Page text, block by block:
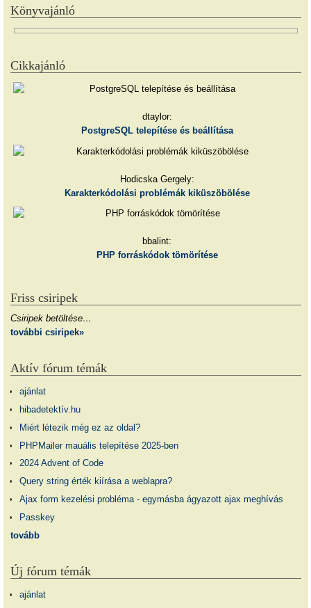
Könyvajánló
Cikkajánló
dtaylor:
PostgreSQL telepítése és beállítása
Hodicska Gergely:
Karakterkódolási problémák kiküszöbölése
bbalint:
PHP forráskódok tömörítése
Friss csiripek
Csiripek betöltése…
további csiripek»
Aktív fórum témák
ajánlat
hibadetektív.hu
Miért létezik még ez az oldal?
PHPMailer mauális telepítése 2025-ben
2024 Advent of Code
Query string érték kiírása a weblapra?
Ajax form kezelési probléma - egymásba ágyazott ajax meghívás
Passkey
tovább
Új fórum témák
ajánlat